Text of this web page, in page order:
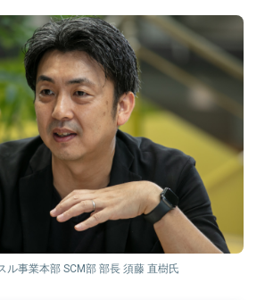
ル事業本部 SCM部 部長 須藤 直樹氏